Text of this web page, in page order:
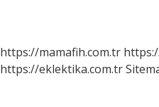
https://mamafih.com.tr
https://eklektika.com.tr